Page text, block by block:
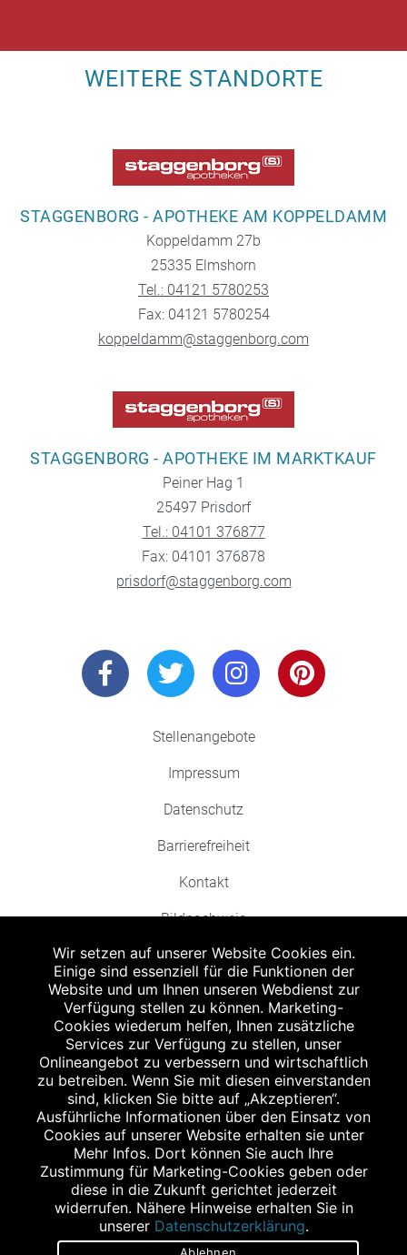
WEITERE STANDORTE
STAGGENBORG - APOTHEKE AM KOPPELDAMM
Koppeldamm 27b
25335 Elmshorn
Tel.: 04121 5780253
Fax: 04121 5780254
koppeldamm@staggenborg.com
STAGGENBORG - APOTHEKE IM MARKTKAUF
Peiner Hag 1
25497 Prisdorf
Tel.: 04101 376877
Fax: 04101 376878
prisdorf@staggenborg.com
Stellenangebote
Impressum
Datenschutz
Barrierefreiheit
Kontakt
Bildnachweis
Abgabe in haushaltsüblichen Mengen, solange der Vorrat reicht. Für Druck-
und Satzfehler keine Haftung.
Zu Risiken und Nebenwirkungen lesen Sie die Packungsbeilage und fragen
Sie Ihren Arzt oder Apotheker.
Angabe nach der deutschen Arzneimitteltaxe Apothekenerstattungspreis
(AEP). Der AEP ist keine unverbindliche Preisempfehlung der Hersteller. Der
AEP ist ein von den Apotheken in Ansatz gebrachter Preis für rezeptfreie
Arzneimittel. Er entspricht in der Höhe dem für Apotheken verbindlichen
Abgabepreis, zu dem eine Apotheke in bestimmten Fällen (z.B. bei Kindern
unter 12 Jahren) das Produkt mit der gesetzlichen Krankenversicherung
abrechnet. Der AEP ist der allgemeine Erstattungspreis im Falle einer
Kostenübernahme durch die gesetzlichen Krankenkassen, vor Abzug eines
Zwangsrabattes (zur Zeit 5%) nach §130 Abs. 1 SGB V.
Unverbindliche Preisempfehlung des Herstellers (UVP).
Wir setzen auf unserer Website Cookies ein.
Einige sind essenziell für die Funktionen der
Website und um Ihnen unseren Webdienst zur
Verfügung stellen zu können. Marketing-
Cookies wiederum helfen, Ihnen zusätzliche
Services zur Verfügung zu stellen, unser
Onlineangebot zu verbessern und wirtschaftlich
zu betreiben. Wenn Sie mit diesen einverstanden
sind, klicken Sie bitte auf „Akzeptieren“.
Ausführliche Informationen über den Einsatz von
Cookies auf unserer Website erhalten sie unter
Mehr Infos. Dort können Sie auch Ihre
Zustimmung für Marketing-Cookies geben oder
diese in die Zukunft gerichtet jederzeit
widerrufen. Nähere Hinweise erhalten Sie in
unserer Datenschutzerklärung.